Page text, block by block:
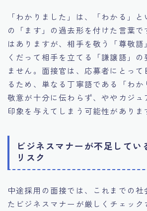
「わかりました」は、「わかる」
の「ます」の過去形を付けた言葉で
はありますが、相手を敬う「尊敬語
くだって相手を立てる「謙譲語」
ません。面接官は、応募者にとって
るため、単なる丁寧語である「わか
敬意が十分に伝わらず、ややカジュ
印象を与えてしまう可能性がありま
ビジネスマナーが不足してい
リスク
中途採用の面接では、これまでの
たビジネスマナーが厳しくチェック